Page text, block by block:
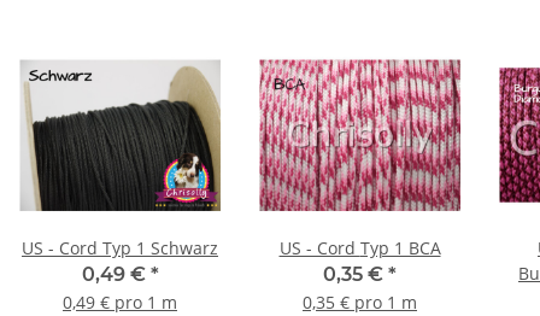
US - Cord Typ 1 Schwarz
0,49 € *
0,49 € pro 1 m
US - Cord Typ 1 BCA
0,35 € *
0,35 € pro 1 m